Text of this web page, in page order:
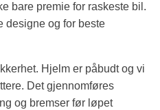
bare premie for raskeste bil.
designe og for beste
Hjelm er påbudt og vi
Det gjennomføres
og bremser før løpet